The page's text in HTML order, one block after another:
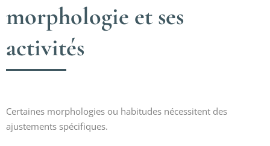
morphologie et ses
activités
Certaines morphologies ou habitudes nécessitent des
ajustements spécifiques.